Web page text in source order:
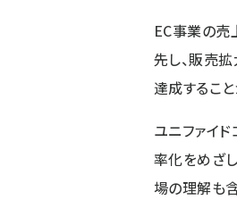
EC事業の売
先し、販売
達成するこ
ユニファイ
率化をめざ
場の理解も